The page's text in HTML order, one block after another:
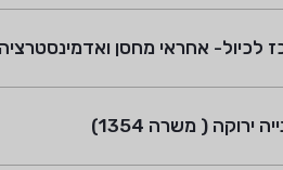
אחראי מחסן ואדמינסטרציה -
( משרה 1354)